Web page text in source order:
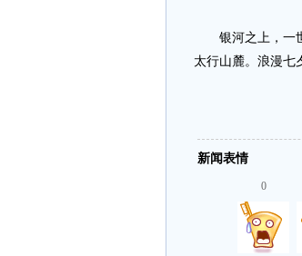
银河之上，一世
太行山麓。浪漫七
新闻表情
0